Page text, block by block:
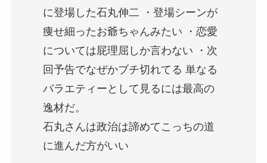
に登場した石丸伸二 ・登場シーンが
痩せ細ったお爺ちゃんみたい ・恋愛
については屁理屈しか言わない ・次
回予告でなぜかブチ切れてる 単なる
バラエティーとして見るには最高の
逸材だ。
石丸さんは政治は諦めてこっちの道
に進んだ方がいい